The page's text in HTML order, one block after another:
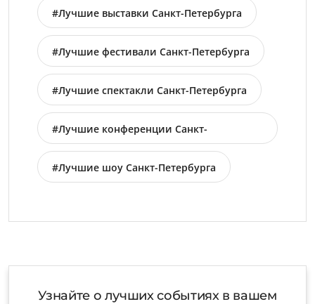
#Лучшие выставки Санкт-Петербурга
#Лучшие фестивали Санкт-Петербурга
#Лучшие спектакли Санкт-Петербурга
#Лучшие конференции Санкт-
#Лучшие шоу Санкт-Петербурга
Узнайте о лучших событиях в вашем